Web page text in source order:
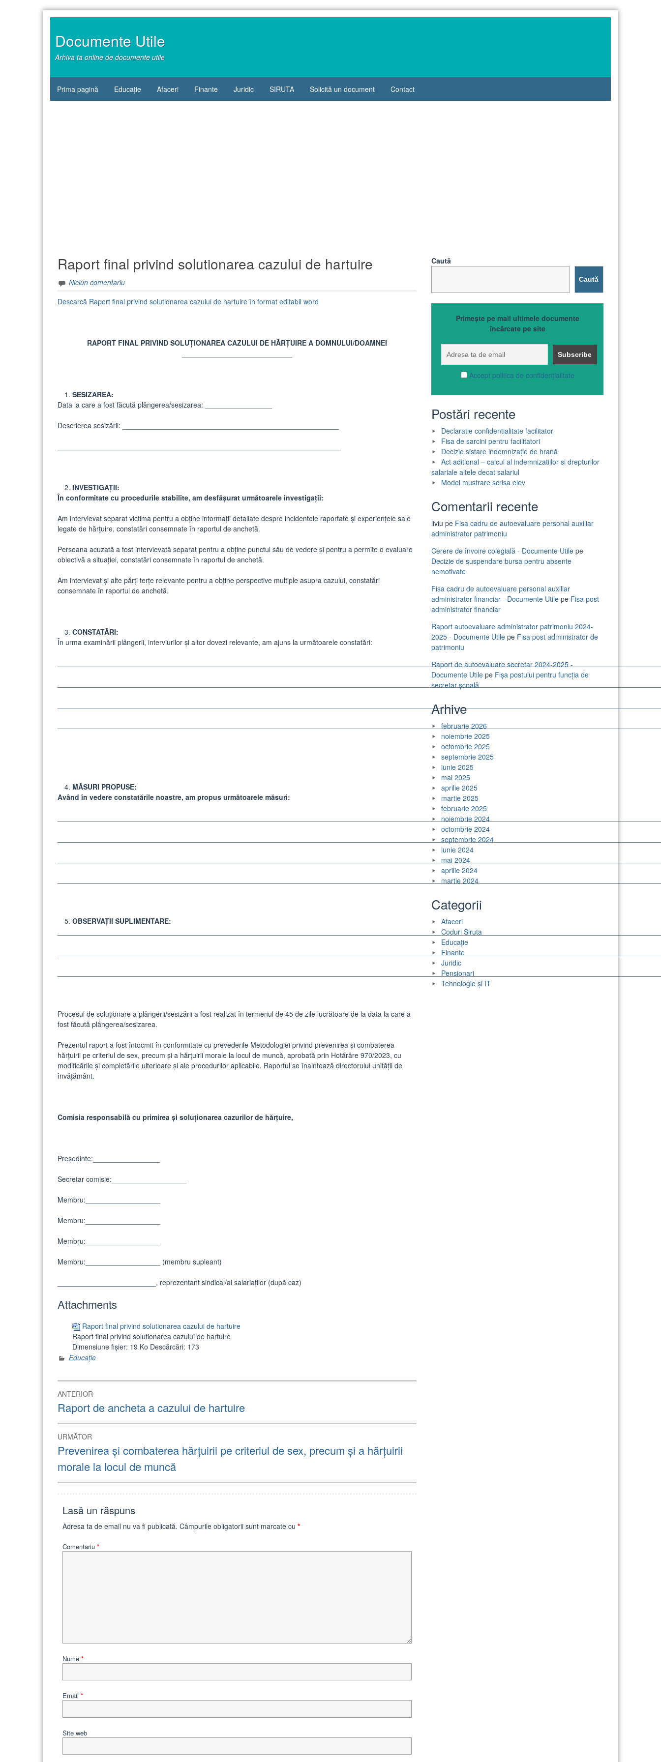
Documente Utile
Arhiva ta online de documente utile
Prima pagină Educație Afaceri Finante Juridic SIRUTA Solicită un document Contact
Raport final privind solutionarea cazului de hartuire
Niciun comentariu
Descarcă Raport final privind solutionarea cazului de hartuire în format editabil word
RAPORT FINAL PRIVIND SOLUȚIONAREA CAZULUI DE HĂRȚUIRE A DOMNULUI/DOAMNEI
SESIZAREA:
Data la care a fost făcută plângerea/sesizarea: _________________
Descrierea sesizării: _______________________________________________________
INVESTIGAȚII:
În conformitate cu procedurile stabilite, am desfășurat următoarele investigații:
Am intervievat separat victima pentru a obține informații detaliate despre incidentele raportate și experiențele sale
legate de hărțuire, constatări consemnate în raportul de anchetă.
Persoana acuzată a fost intervievată separat pentru a obține punctul său de vedere și pentru a permite o evaluare
obiectivă a situației, constatări consemnate în raportul de anchetă.
Am intervievat și alte părți terțe relevante pentru a obține perspective multiple asupra cazului, constatări
consemnate în raportul de anchetă.
CONSTATĂRI:
În urma examinării plângerii, interviurilor și altor dovezi relevante, am ajuns la următoarele constatări:
MĂSURI PROPUSE:
Având în vedere constatările noastre, am propus următoarele măsuri:
OBSERVAȚII SUPLIMENTARE:
Procesul de soluţionare a plângerii/sesizării a fost realizat în termenul de 45 de zile lucrătoare de la data la care a
fost făcută plângerea/sesizarea.
Prezentul raport a fost întocmit în conformitate cu prevederile Metodologiei privind prevenirea şi combaterea
hărţuirii pe criteriul de sex, precum şi a hărţuirii morale la locul de muncă, aprobată prin Hotărâre 970/2023, cu
modificările şi completările ulterioare și ale procedurilor aplicabile. Raportul se înaintează directorului unității de
învățământ.
Comisia responsabilă cu primirea şi soluţionarea cazurilor de hărţuire,
Preşedinte:_________________
Secretar comisie:___________________
Membru:___________________
Membru:___________________
Membru:___________________
Membru:___________________ (membru supleant)
_________________________, reprezentant sindical/al salariaţilor (după caz)
Attachments
Raport final privind solutionarea cazului de hartuire
Raport final privind solutionarea cazului de hartuire
Dimensiune fișier: 19 Ko Descărcări: 173
Educație
Navigare
în
articole
ANTERIOR
Articolul
anterior:
Raport de ancheta a cazului de hartuire
URMĂTOR
Articolul
următor:
Prevenirea și combaterea hărțuirii pe criteriul de sex, precum și a hărțuirii
morale la locul de muncă
Lasă un răspuns
Adresa ta de email nu va fi publicată. Câmpurile obligatorii sunt marcate cu *
Comentariu *
Nume *
Email *
Site web
Caută
Caută
Primește pe mail ultimele documente
încărcate pe site
Accept politica de confidențialitate
Postări recente
Declaratie confidentialitate facilitator
Fisa de sarcini pentru facilitatori
Decizie sistare indemnizație de hrană
Act aditional – calcul al indemnizatiilor si drepturilor
salariale altele decat salariul
Model mustrare scrisa elev
Comentarii recente
liviu pe Fisa cadru de autoevaluare personal auxiliar
administrator patrimoniu
Cerere de învoire colegială - Documente Utile pe
Decizie de suspendare bursa pentru absente
nemotivate
Fisa cadru de autoevaluare personal auxiliar
administrator financiar - Documente Utile pe Fisa post
administrator financiar
Raport autoevaluare administrator patrimoniu 2024-
2025 - Documente Utile pe Fisa post administrator de
patrimoniu
Raport de autoevaluare secretar 2024-2025 -
Documente Utile pe Fișa postului pentru funcția de
secretar școală
Arhive
februarie 2026
noiembrie 2025
octombrie 2025
septembrie 2025
iunie 2025
mai 2025
aprilie 2025
martie 2025
februarie 2025
noiembrie 2024
octombrie 2024
septembrie 2024
iunie 2024
mai 2024
aprilie 2024
martie 2024
Categorii
Afaceri
Coduri Siruta
Educație
Finante
Juridic
Pensionari
Tehnologie și IT